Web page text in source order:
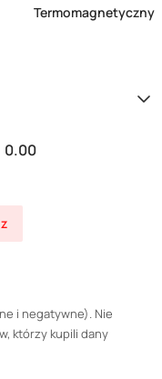
Termomagnetyczny
0.00
i negatywne). Nie
którzy kupili dany